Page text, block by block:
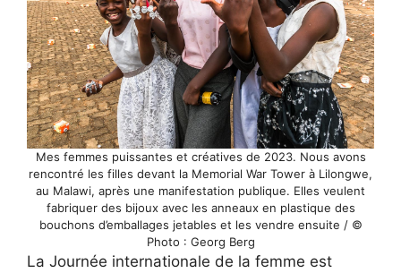
Mes femmes puissantes et créatives de 2023. Nous avons
rencontré les filles devant la Memorial War Tower à Lilongwe,
au Malawi, après une manifestation publique. Elles veulent
fabriquer des bijoux avec les anneaux en plastique des
bouchons d’emballages jetables et les vendre ensuite / ©
Photo : Georg Berg
La Journée internationale de la femme est